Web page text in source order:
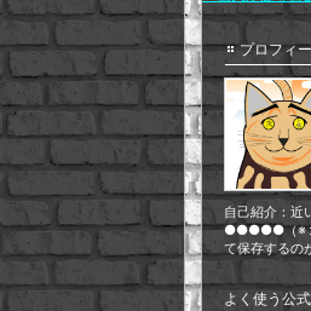
プロフィ
自己紹介：近
●●●●●（※１
て保存するの
よく使う公